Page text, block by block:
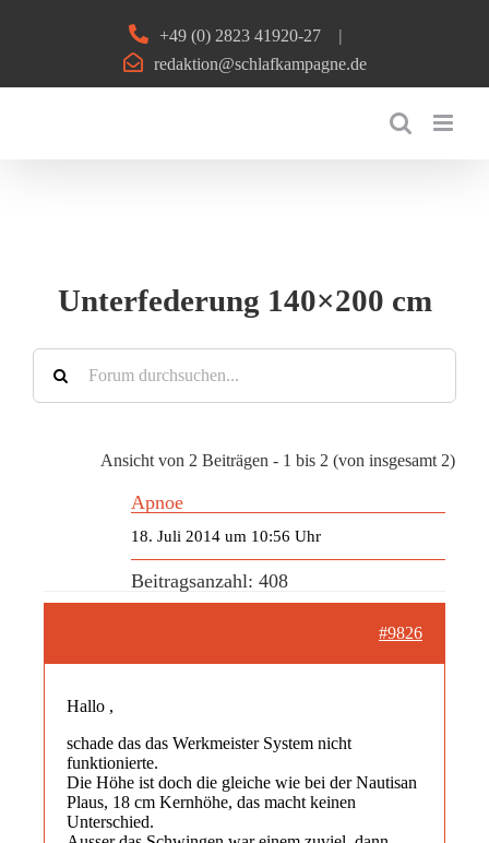
+49 (0) 2823 41920-27
|
redaktion@schlafkampagne.de
Unterfederung 140×200 cm
Ansicht von 2 Beiträgen - 1 bis 2 (von insgesamt 2)
Apnoe
18. Juli 2014 um 10:56 Uhr
Beitragsanzahl: 408
#9826
Hallo ,
schade das das Werkmeister System nicht
funktionierte.
Die Höhe ist doch die gleiche wie bei der Nautisan
Plaus, 18 cm Kernhöhe, das macht keinen
Unterschied.